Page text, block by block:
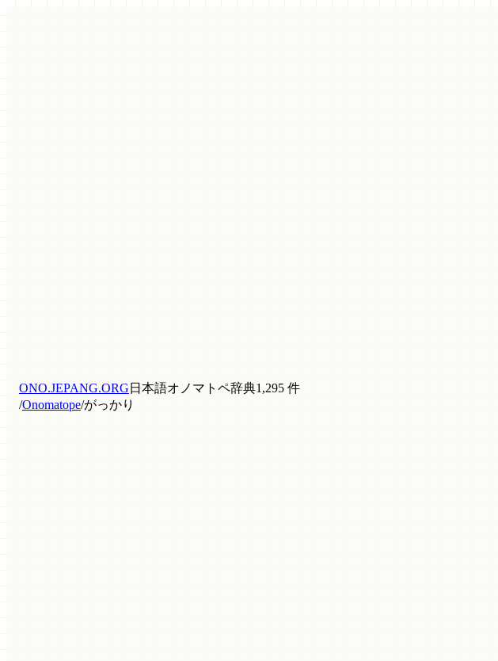
ONO.JEPANG.ORG 日本語オノマトペ辞典1,295 件
/Onomatope/がっかり